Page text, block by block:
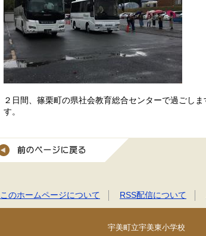
２日間、篠栗町の県社会教育総合センターで過ごし
す。
このホームページについて RSS配信について
宇美町立宇美東小学校